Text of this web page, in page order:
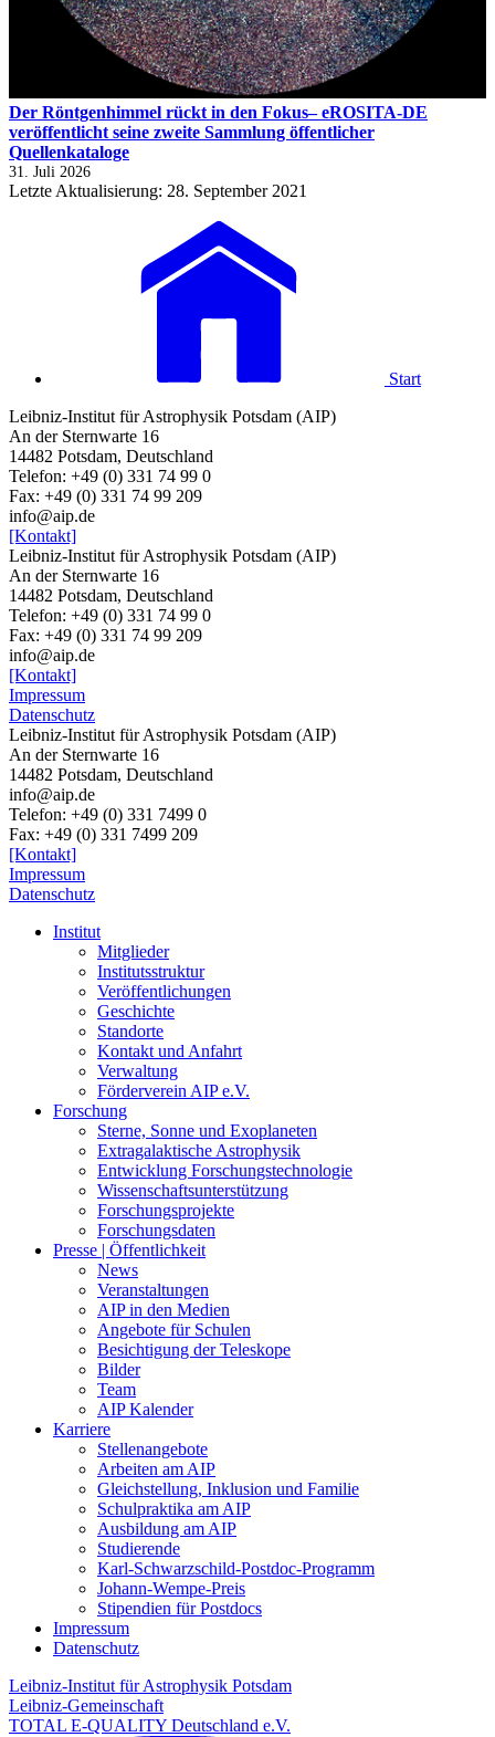
Der Röntgenhimmel rückt in den Fokus– eROSITA-DE
veröffentlicht seine zweite Sammlung öffentlicher
Quellenkataloge
31. Juli 2026
Letzte Aktualisierung: 28. September 2021
Start
Leibniz-Institut für Astrophysik Potsdam (AIP)
An der Sternwarte 16
14482 Potsdam, Deutschland
Telefon: +49 (0) 331 74 99 0
Fax: +49 (0) 331 74 99 209
info@aip.de
[Kontakt]
Leibniz-Institut für Astrophysik Potsdam (AIP)
An der Sternwarte 16
14482 Potsdam, Deutschland
Telefon: +49 (0) 331 74 99 0
Fax: +49 (0) 331 74 99 209
info@aip.de
[Kontakt]
Impressum
Datenschutz
Leibniz-Institut für Astrophysik Potsdam (AIP)
An der Sternwarte 16
14482 Potsdam, Deutschland
info@aip.de
Telefon: +49 (0) 331 7499 0
Fax: +49 (0) 331 7499 209
[Kontakt]
Impressum
Datenschutz
Institut
Mitglieder
Institutsstruktur
Veröffentlichungen
Geschichte
Standorte
Kontakt und Anfahrt
Verwaltung
Förderverein AIP e.V.
Forschung
Sterne, Sonne und Exoplaneten
Extragalaktische Astrophysik
Entwicklung Forschungstechnologie
Wissenschaftsunterstützung
Forschungsprojekte
Forschungsdaten
Presse | Öffentlichkeit
News
Veranstaltungen
AIP in den Medien
Angebote für Schulen
Besichtigung der Teleskope
Bilder
Team
AIP Kalender
Karriere
Stellenangebote
Arbeiten am AIP
Gleichstellung, Inklusion und Familie
Schulpraktika am AIP
Ausbildung am AIP
Studierende
Karl-Schwarzschild-Postdoc-Programm
Johann-Wempe-Preis
Stipendien für Postdocs
Impressum
Datenschutz
Leibniz-Institut für Astrophysik Potsdam
Leibniz-Gemeinschaft
TOTAL E-QUALITY Deutschland e.V.